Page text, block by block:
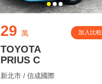
29 萬 加入比較
TOYOTA
PRIUS C
新北市 / 信成國際